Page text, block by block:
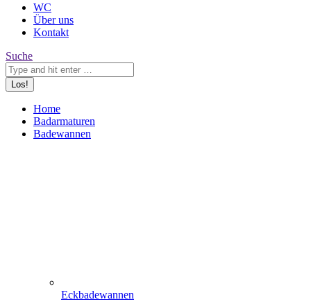
WC
Über uns
Kontakt
Search:
Suche
Home
Badarmaturen
Badewannen
Eckbadewannen